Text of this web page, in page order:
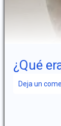
¿Qué
Deja un